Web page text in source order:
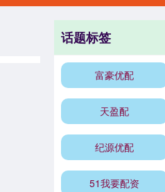
话题标签
富豪优配
天盈配
纪源优配
51我要配资